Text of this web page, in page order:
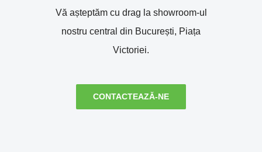
Vă așteptăm cu drag la showroom-ul
nostru central din București, Piața
Victoriei.
CONTACTEAZĂ-NE